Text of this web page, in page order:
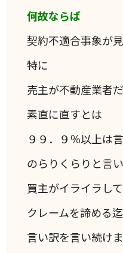
何故ならば
契約不適合事象が
特に
売主が不動産業者
素直に直すとは
９９．９％以上は
のらりくらりと言
買主がイライラして
クレームを諦める迄
言い訳を言い続けま